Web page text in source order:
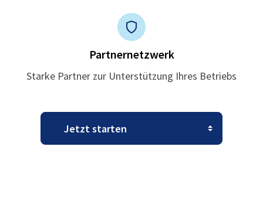
Partnernetzwerk
Starke Partner zur Unterstützung Ihres Betriebs